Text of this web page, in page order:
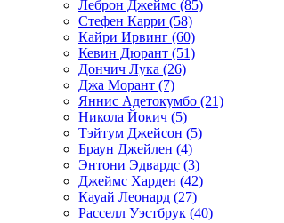
Леброн Джеймс (85)
Стефен Карри (58)
Кайри Ирвинг (60)
Кевин Дюрант (51)
Дончич Лука (26)
Джа Морант (7)
Яннис Адетокумбо (21)
Никола Йокич (5)
Тэйтум Джейсон (5)
Браун Джейлен (4)
Энтони Эдвардс (3)
Джеймс Харден (42)
Кауай Леонард (27)
Расселл Уэстбрук (40)